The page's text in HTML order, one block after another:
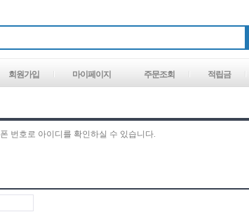
회원가입 마이페이지 주문조회 적립금
번호로 아이디를 확인하실 수 있습니다.